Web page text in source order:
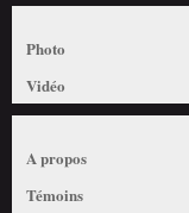
Photo
Vidéo
A propos
Témoins